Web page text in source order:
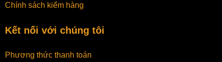
Chính sách kiểm hàng
Kết nối với chúng tôi
Phương thức thanh toán